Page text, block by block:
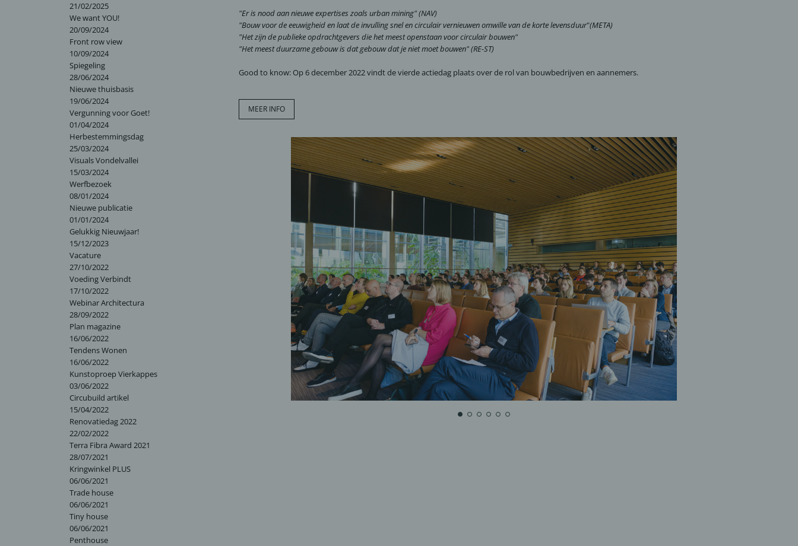
21/02/2025
We want YOU!
20/09/2024
Front row view
10/09/2024
Spiegeling
28/06/2024
Nieuwe thuisbasis
19/06/2024
Vergunning voor Goet!
01/04/2024
Herbestemmingsdag
25/03/2024
Visuals Vondelvallei
15/03/2024
Werfbezoek
08/01/2024
Nieuwe publicatie
01/01/2024
Gelukkig Nieuwjaar!
15/12/2023
Vacature
27/10/2022
Voeding Verbindt
17/10/2022
Webinar Architectura
28/09/2022
Plan magazine
16/06/2022
Tendens Wonen
16/06/2022
Kunstoproep Vierkappes
03/06/2022
Circubuild artikel
15/04/2022
Renovatiedag 2022
22/02/2022
Terra Fibra Award 2021
28/07/2021
Kringwinkel PLUS
06/06/2021
Trade house
06/06/2021
Tiny house
06/06/2021
Penthouse
"Er is nood aan nieuwe expertises zoals urban mining"(NAV)
"Bouw voor de eeuwigheid en laat de invulling snel en circulair vernieuwen omwille van de korte levensduur"(META)
"Het zijn de publieke opdrachtgevers die het meest openstaan voor circulair bouwen"
"Het meest duurzame gebouw is dat gebouw dat je niet moet bouwen" (RE-ST)
Good to know: Op 6 december 2022 vindt de vierde actiedag plaats over de rol van bouwbedrijven en aannemers.
MEER INFO